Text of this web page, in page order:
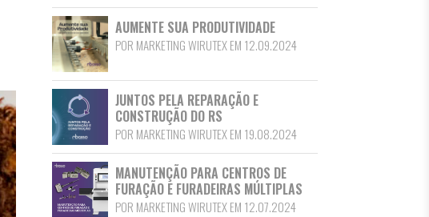
AUMENTE SUA PRODUTIVIDADE
POR MARKETING WIRUTEX EM 12.09.2024
JUNTOS PELA REPARAÇÃO E
CONSTRUÇÃO DO RS
POR MARKETING WIRUTEX EM 19.08.2024
MANUTENÇÃO PARA CENTROS DE
FURAÇÃO E FURADEIRAS MÚLTIPLAS
POR MARKETING WIRUTEX EM 12.07.2024